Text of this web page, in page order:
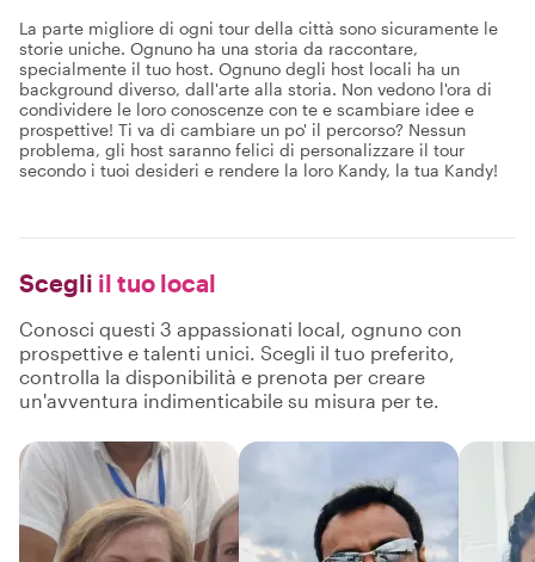
La parte migliore di ogni tour della città sono sicuramente le
storie uniche. Ognuno ha una storia da raccontare,
specialmente il tuo host. Ognuno degli host locali ha un
background diverso, dall'arte alla storia. Non vedono l'ora di
condividere le loro conoscenze con te e scambiare idee e
prospettive! Ti va di cambiare un po' il percorso? Nessun
problema, gli host saranno felici di personalizzare il tour
secondo i tuoi desideri e rendere la loro Kandy, la tua Kandy!
Scegli il tuo local
Conosci questi 3 appassionati local, ognuno con
prospettive e talenti unici. Scegli il tuo preferito,
controlla la disponibilità e prenota per creare
un'avventura indimenticabile su misura per te.